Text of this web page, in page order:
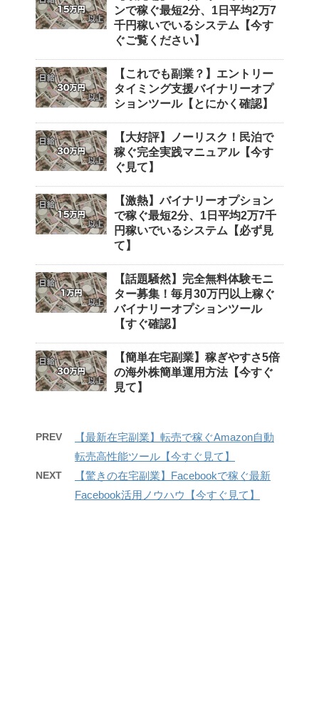
ンで稼ぐ最短2分、1日平均2万7
千円稼いでいるシステム【今す
ぐご覧ください】
【これでも副業？】エントリー
タイミング支援バイナリーオプ
ションツール【とにかく確認】
【大好評】ノーリスク！民泊で
稼ぐ完全実践マニュアル【今す
ぐ見て】
【激熱】バイナリーオプション
で稼ぐ最短2分、1日平均2万7千
円稼いでいるシステム【必ず見
て】
【話題騒然】完全無料体験モニ
ター募集！毎月30万円以上稼ぐ
バイナリーオプションツール
【すぐ確認】
【簡単在宅副業】稼ぎやすさ5倍
の海外株簡単運用方法【今すぐ
見て】
PREV
【最新在宅副業】転売で稼ぐAmazon自動
転売高性能ツール【今すぐ見て】
NEXT
【驚きの在宅副業】Facebookで稼ぐ最新
Facebook活用ノウハウ【今すぐ見て】